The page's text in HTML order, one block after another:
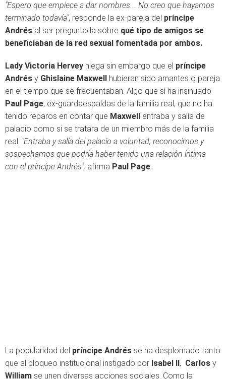
"Espero que empiece a dar nombres... No creo que hayamos
terminado todavía", responde la ex-pareja del príncipe
Andrés al ser preguntada sobre qué tipo de amigos se
beneficiaban de la red sexual fomentada por ambos.
Lady Victoria Hervey niega sin embargo que el príncipe
Andrés y Ghislaine Maxwell hubieran sido amantes o pareja
en el tiempo que se frecuentaban. Algo que sí ha insinuado
Paul Page, ex-guardaespaldas de la familia real, que no ha
tenido reparos en contar que Maxwell entraba y salía de
palacio como si se tratara de un miembro más de la familia
real. "Entraba y salía del palacio a voluntad; reconocimos y
sospechamos que podría haber tenido una relación íntima
con el príncipe Andrés", afirma Paul Page.
La popularidad del príncipe Andrés se ha desplomado tanto
que al bloqueo institucional instigado por Isabel II, Carlos y
William se unen diversas acciones sociales. Como la